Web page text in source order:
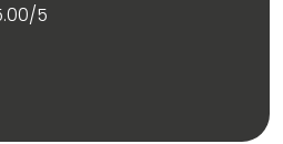
5